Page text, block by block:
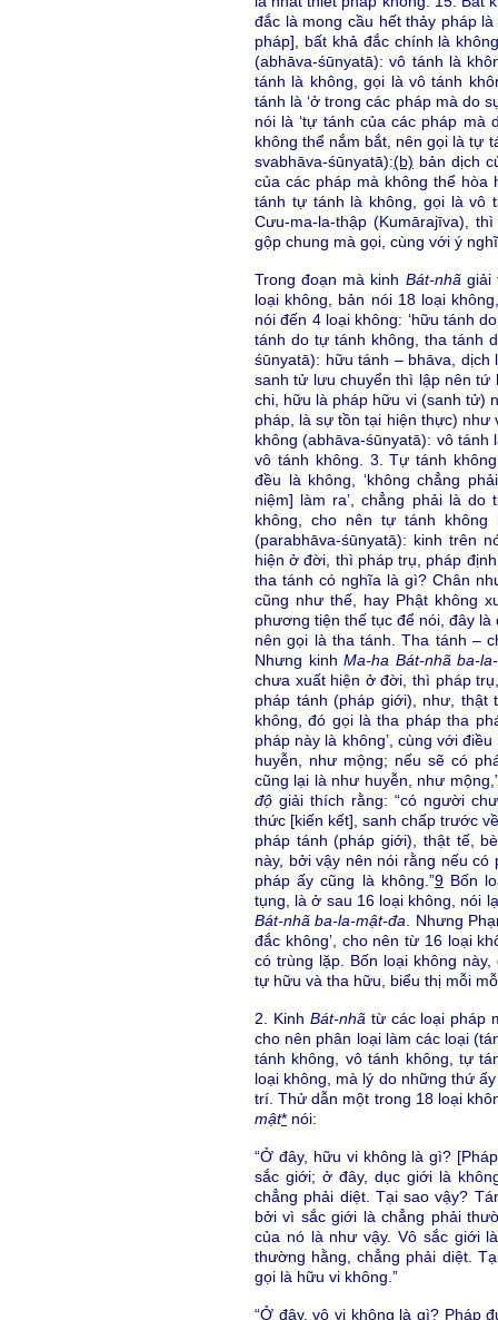
đắc là mong cầu hết thảy pháp
pháp], bất khả đắc chính là
(abhāva-śūnyatā): vô tánh là
tánh là không, gọi là vô tánh
tánh là ‘ở trong các pháp mà do
nói là ‘tự tánh của các pháp mà
không thể nắm bắt, nên gọi là tự
svabhāva-śūnyatā):(b) bản dịch
của các pháp mà không thể hòa
tánh tự tánh là không, gọi là vô
Cưu-ma-la-thập (Kumārajīva),
gộp chung mà gọi, cùng với ý
Trong đoạn mà kinh Bát-nhãgiải
loại không, bản nói 18 loại
nói đến 4 loại không: ‘hữu tánh
tánh do tự tánh không, tha tánh
śūnyatā): hữu tánh – bhāva, dịch
sanh tử lưu chuyển thì lập nên tứ
chi, hữu là pháp hữu vi (sanh tử)
pháp, là sự tồn tại hiện thực) như
không (abhāva-śūnyatā): vô
vô tánh không. 3. Tự tánh
đều là không, ‘không chẳng
niệm] làm ra’, chẳng phải là
không, cho nên tự tánh không
(parabhāva-śūnyatā): kinh trên
hiện ở đời, thì pháp trụ, pháp
tha tánh có nghĩa là gì? Chân
cũng như thế, hay Phật không
phương tiện thế tục để nói, đây
nên gọi là tha tánh. Tha tánh –
Nhưng kinhMa-ha Bát-nhã ba-
chưa xuất hiện ở đời, thì pháp
pháp tánh (pháp giới), như,
không, đó gọi là tha pháp tha
pháp này là không’, cùng với
huyễn, như mộng; nếu sẽ có
cũng lại là như huyễn, như
độ giải thích rằng: “có người
thức [kiến kết], sanh chấp trước
pháp tánh (pháp giới), thật tế,
này, bởi vậy nên nói rằng nếu
pháp ấy cũng là không.”9Bốn
tụng, là ở sau 16 loại không, nói
Bát-nhã ba-la-mật-đa . Nhưng
đắc không’, cho nên từ 16 loại
có trùng lặp. Bốn loại không
tự hữu và tha hữu, biểu thị mỗi
2. Kinh Bát-nhãtừ các loại pháp
cho nên phân loại làm các loại
tánh không, vô tánh không, tự
loại không, mà lý do những thứ
trí. Thử dẫn một trong 18 loại
mật* nói:
“Ở đây, hữu vi không là gì?
sắc giới; ở đây, dục giới là
chẳng phải diệt. Tại sao vậy?
bởi vì sắc giới là chẳng phải
của nó là như vậy. Vô sắc giới
thường hằng, chẳng phải diệt.
gọi là hữu vi không.”
“Ở đây, vô vi không là gì? Pháp